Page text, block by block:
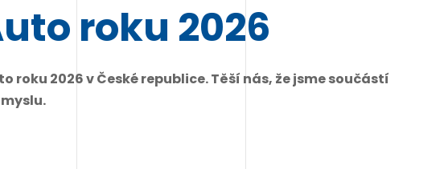
roku 2026
2026 v České republice. Těší nás, že jsme součástí